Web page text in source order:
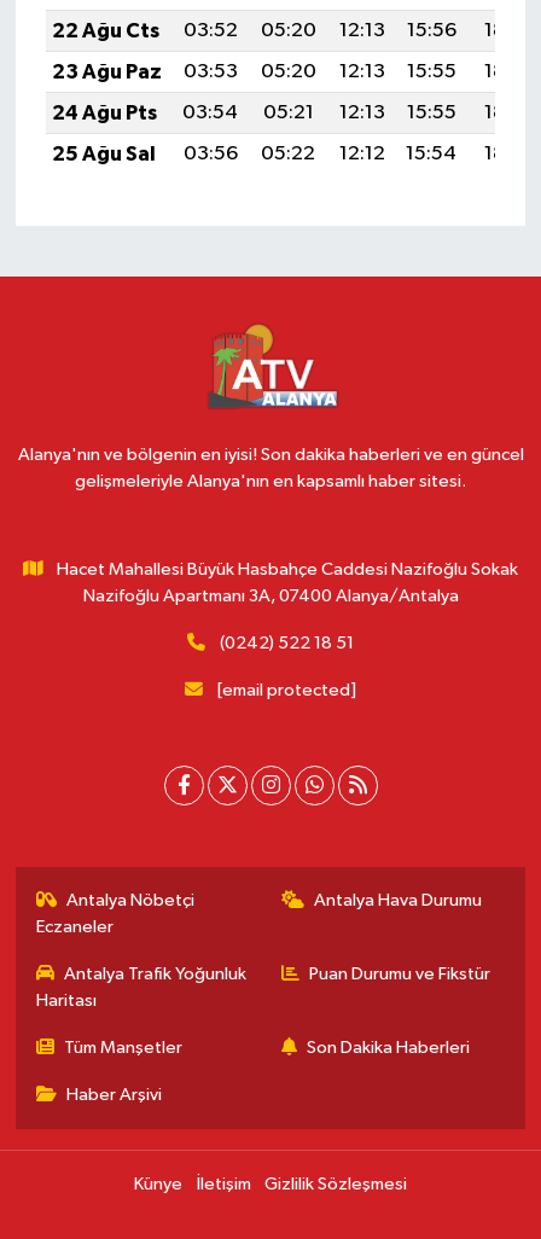
22 Ağu Cts
03:52 05:20 12:13 15:56
18:57
23 Ağu Paz
03:53 05:20 12:13 15:55
18:55
24 Ağu Pts
03:54 05:21 12:13 15:55
18:54
25 Ağu Sal
03:56 05:22 12:12 15:54 18:52
Alanya'nın ve bölgenin en iyisi! Son dakika haberleri ve en güncel
gelişmeleriyle Alanya'nın en kapsamlı haber sitesi.
Hacet Mahallesi Büyük Hasbahçe Caddesi Nazifoğlu Sokak
Nazifoğlu Apartmanı 3A, 07400 Alanya/Antalya
(0242) 522 18 51
[email protected]
Antalya Nöbetçi
Eczaneler
Antalya Hava Durumu
Antalya Trafik Yoğunluk
Haritası
Puan Durumu ve Fikstür
Tüm Manşetler Son Dakika Haberleri
Haber Arşivi
Künye İletişim Gizlilik Sözleşmesi